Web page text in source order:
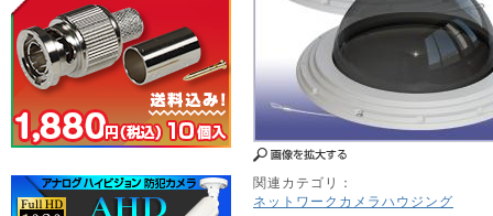
関連カテゴリ：
ネットワークカメラハウジング